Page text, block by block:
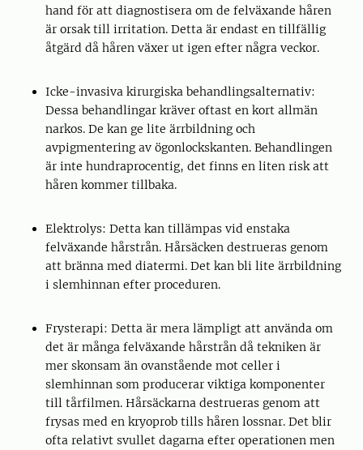
hand för att diagnostisera om de felväxande håren
är orsak till irritation. Detta är endast en tillfällig
åtgärd då håren växer ut igen efter några veckor.
Icke-invasiva kirurgiska behandlingsalternativ:
Dessa behandlingar kräver oftast en kort allmän
narkos. De kan ge lite ärrbildning och
avpigmentering av ögonlockskanten. Behandlingen
är inte hundraprocentig, det finns en liten risk att
håren kommer tillbaka.
Elektrolys: Detta kan tillämpas vid enstaka
felväxande hårstrån. Hårsäcken destrueras genom
att bränna med diatermi. Det kan bli lite ärrbildning
i slemhinnan efter proceduren.
Frysterapi: Detta är mera lämpligt att använda om
det är många felväxande hårstrån då tekniken är
mer skonsam än ovanstående mot celler i
slemhinnan som producerar viktiga komponenter
till tårfilmen. Hårsäckarna destrueras genom att
frysas med en kryoprob tills håren lossnar. Det blir
ofta relativt svullet dagarna efter operationen men